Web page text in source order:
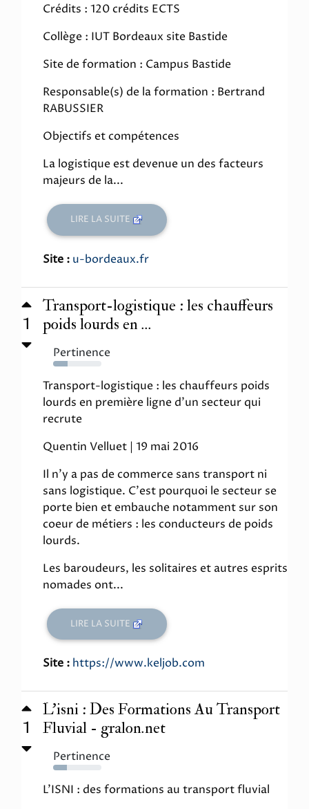
Crédits : 120 crédits ECTS
Collège : IUT Bordeaux site Bastide
Site de formation : Campus Bastide
Responsable(s) de la formation : Bertrand
RABUSSIER
Objectifs et compétences
La logistique est devenue un des facteurs
majeurs de la...
LIRE LA SUITE
Site : u-bordeaux.fr
1
Transport-logistique : les chauffeurs
poids lourds en ...
Pertinence
30%
Transport-logistique : les chauffeurs poids
lourds en première ligne d'un secteur qui
recrute
Quentin Velluet | 19 mai 2016
Il n'y a pas de commerce sans transport ni
sans logistique. C'est pourquoi le secteur se
porte bien et embauche notamment sur son
coeur de métiers : les conducteurs de poids
lourds.
Les baroudeurs, les solitaires et autres esprits
nomades ont...
LIRE LA SUITE
Site : https://www.keljob.com
1
L'isni : Des Formations Au Transport
Fluvial - gralon.net
Pertinence
29%
L'ISNI : des formations au transport fluvial